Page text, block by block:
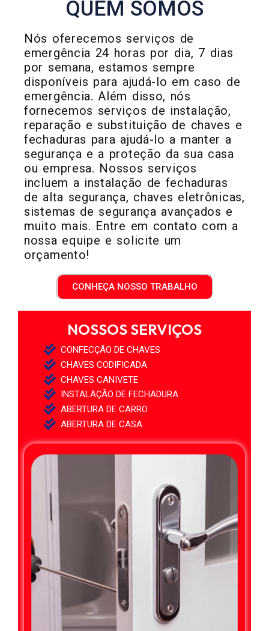
QUEM SOMOS
Nós oferecemos serviços de
emergência 24 horas por dia, 7 dias
por semana, estamos sempre
disponíveis para ajudá-lo em caso de
emergência. Além disso, nós
fornecemos serviços de instalação,
reparação e substituição de chaves e
fechaduras para ajudá-lo a manter a
segurança e a proteção da sua casa
ou empresa. Nossos serviços
incluem a instalação de fechaduras
de alta segurança, chaves eletrônicas,
sistemas de segurança avançados e
muito mais. Entre em contato com a
nossa equipe e solicite um
orçamento!
CONHEÇA NOSSO TRABALHO
NOSSOS SERVIÇOS
CONFECÇÃO DE CHAVES
CHAVES CODIFICADA
CHAVES CANIVETE
INSTALAÇÃO DE FECHADURA
ABERTURA DE CARRO
ABERTURA DE CASA